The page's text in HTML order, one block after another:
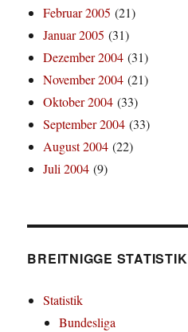
Februar 2005 (21)
Januar 2005 (31)
Dezember 2004 (31)
November 2004 (21)
Oktober 2004 (33)
September 2004 (33)
August 2004 (22)
Juli 2004 (9)
BREITNIGGE STATISTIK
Statistik
Bundesliga